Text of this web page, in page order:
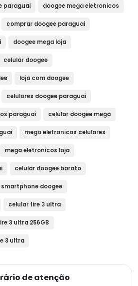
paraguai doogee mega eletronicos
comprar doogee paraguai
doogee mega loja
celular doogee
loja com doogee
celulares doogee paraguai
paraguai celular doogee mega
mega eletronicos celulares
mega eletronicos loja
celular doogee barato
smartphone doogee
celular fire 3 ultra
3 ultra 256GB
3 ultra
de atenção